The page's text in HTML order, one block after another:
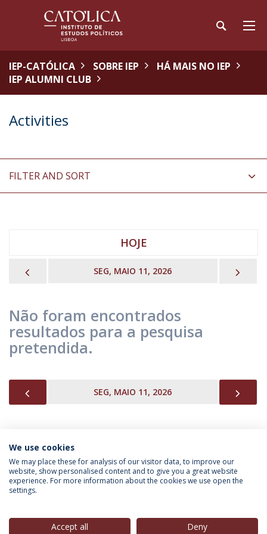
IEP-CATÓLICA SOBRE IEP
HÁ MAIS NO IEP
IEP ALUMNI CLUB
Activities
FILTER AND SORT
HOJE
SEG, MAIO 11, 2026
Não foram encontrados
resultados para a pesquisa
pretendida.
SEG, MAIO 11, 2026
INFORMAÇÃO PARA
We use cookies
We may place these for analysis of our visitor data, to improve our
website, show personalised content and to give you a great website
experience. For more information about the cookies we use open the
settings.
Accept all Deny